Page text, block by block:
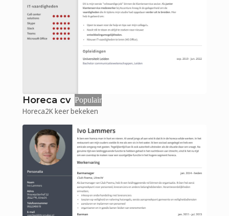
Horeca cv Populair
Horeca2Kkeer bekeken